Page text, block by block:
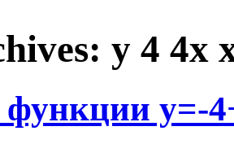
y 4 4x
y=-